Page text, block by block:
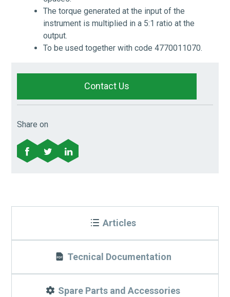
The torque generated at the input of the
instrument is multiplied in a 5:1 ratio at the
output.
To be used together with code 4770011070.
Contact Us
Share on
Articles
Tecnical Documentation
Spare Parts and Accessories